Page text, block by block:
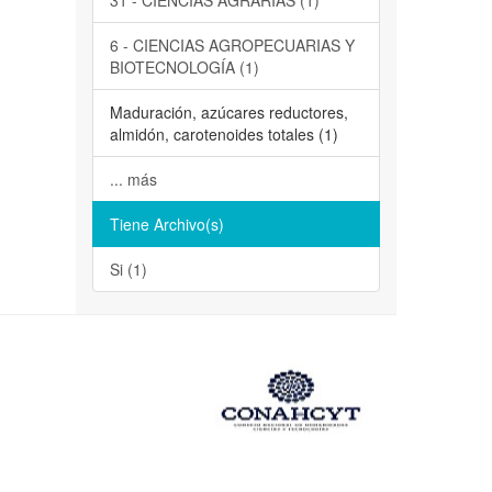
6 - CIENCIAS AGROPECUARIAS Y
BIOTECNOLOGÍA (1)
Maduración, azúcares reductores,
almidón, carotenoides totales (1)
... más
Tiene Archivo(s)
Si (1)